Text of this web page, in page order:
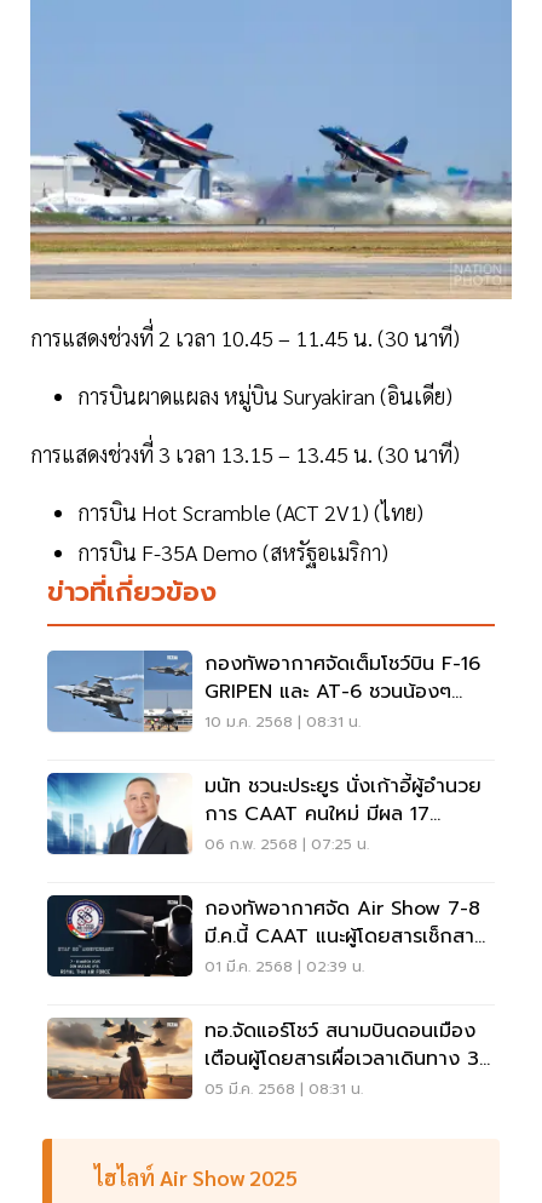
การแสดงช่วงที่ 2 เวลา 10.45 – 11.45 น. (30 นาที)
การบินผาดแผลง หมู่บิน Suryakiran (อินเดีย)
การแสดงช่วงที่ 3 เวลา 13.15 – 13.45 น. (30 นาที)
การบิน Hot Scramble (ACT 2V1) (ไทย)
การบิน F-35A Demo (สหรัฐอเมริกา)
ข่าวที่เกี่ยวข้อง
กองทัพอากาศจัดเต็มโชว์บิน F-16
GRIPEN และ AT-6 ชวนน้องๆ
เที่ยวงานวันเด็ก
10 ม.ค. 2568 | 08:31 น.
มนัท ชวนะประยูร นั่งเก้าอี้ผู้อำนวย
การ CAAT คนใหม่ มีผล 17
กุมภาพันธ์ 2568
06 ก.พ. 2568 | 07:25 น.
กองทัพอากาศจัด Air Show 7-8
มี.ค.นี้ CAAT แนะผู้โดยสารเช็กสาย
การบินก่อนบิน
01 มี.ค. 2568 | 02:39 น.
ทอ.จัดแอร์โชว์ สนามบินดอนเมือง
เตือนผู้โดยสารเผื่อเวลาเดินทาง 3
ชั่วโมง
05 มี.ค. 2568 | 08:31 น.
ไฮไลท์ AirShow 2025